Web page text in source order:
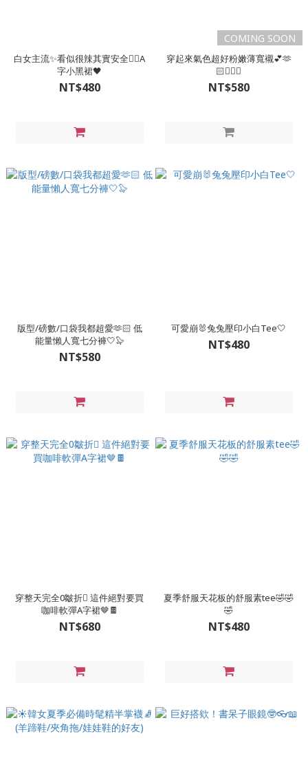
白女主流✨看似很辣其實安全👌🏻A
字小黑裙🖤
NT$480
COMING SOON
穿起來氣色超好粉嫩薄寬襯💕🫶
🏻🧏🏻‍♀
NT$580
版型/磅數/口袋我都超愛🫶🏻 低
能量懶人寬七分褲🤍🦭
NT$580
可愛崩🐰兔兔壓印小白Tee🤍
NT$480
穿整天完全0皺折🫯 這件絕對要買
咖啡軟彈A字裙🤎🍫
NT$680
夏季舒服天花板的舒服素tee🤣🤣
🤣
NT$480